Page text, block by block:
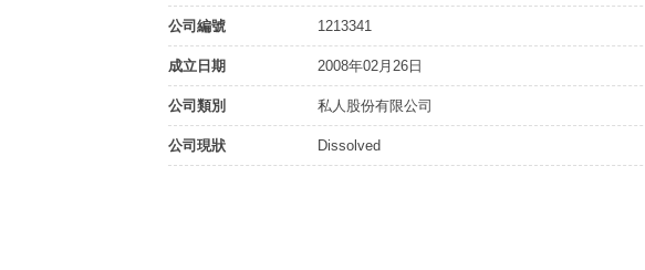
公司編號 1213341
成立日期 2008年02月26日
公司類別 私人股份有限公司
公司現狀 Dissolved